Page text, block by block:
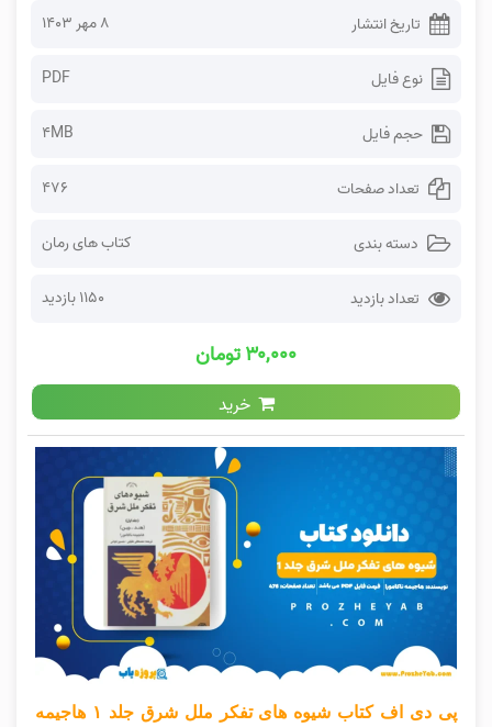
تاریخ انتشار ۸ مهر ۱۴۰۳
نوع فایل PDF
حجم فایل 4MB
تعداد صفحات 476
دسته بندی کتاب های رمان
تعداد بازدید 1150 بازدید
۳۰,۰۰۰ تومان
خرید
پی دی اف کتاب شیوه های تفکر ملل شرق جلد ۱ هاجیمه